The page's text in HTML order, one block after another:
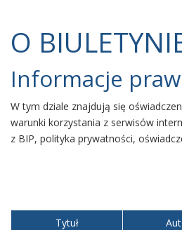
O
Informacje
W tym dziale znajdują się
warunki korzystania z serwisów
z BIP, polityka prywatności,
Tytuł